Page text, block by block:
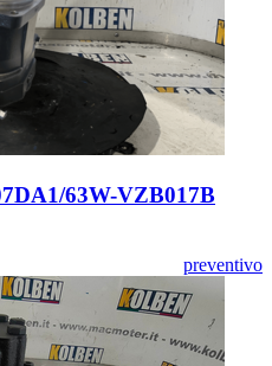
63W-VZB017B
preventivo